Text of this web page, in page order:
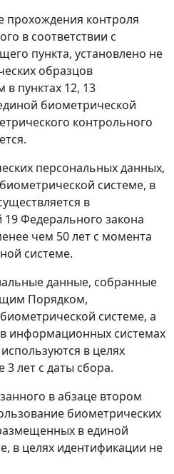
прохождения контроля
в соответствии с
пункта, установлено не
образцов
пунктах 12, 13
биометрической
контрольного
персональных данных,
системе, в
в
19 Федерального закона
чем 50 лет с момента
системе.
данные, собранные
Порядком,
системе, а
информационных системах
в целях
лет с даты сбора.
в абзаце втором
биометрических
в единой
в целях идентификации не